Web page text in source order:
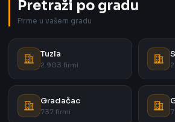
Pretraži po gradu
Firme u vašem gradu
Tuzla
2.903 firmi
Gradačac
737 firmi